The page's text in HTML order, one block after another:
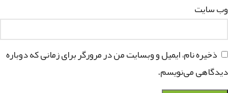
وب‌ سایت
ذخیره نام، ایمیل و وبسایت من در مرورگر برای زمانی که دوباره
دیدگاهی می‌نویسم.